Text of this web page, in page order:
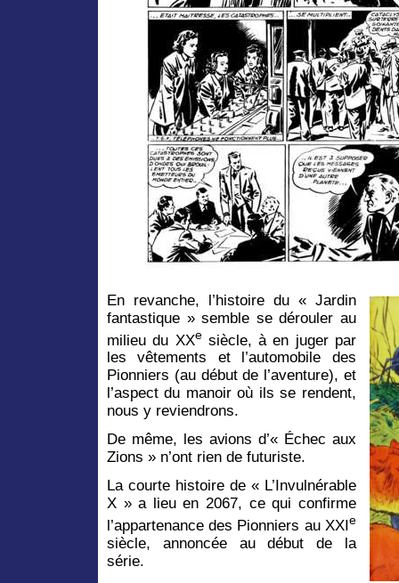
En revanche, l’histoire du « Jardin
fantastique » semble se dérouler au
milieu du XXesiècle, à en juger par
les vêtements et l’automobile des
Pionniers (au début de l’aventure), et
l’aspect du manoir où ils se rendent,
nous y reviendrons.
De même, les avions d’« Échec aux
Zions » n’ont rien de futuriste.
La courte histoire de « L’Invulnérable
X » a lieu en 2067, ce qui confirme
l’appartenance des Pionniers au XXIe
siècle, annoncée au début de la
série.